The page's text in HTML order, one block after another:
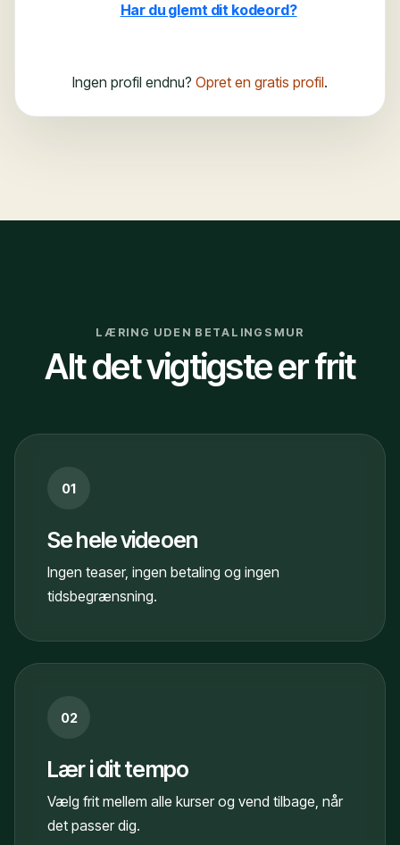
Har du glemt dit kodeord?
Ingen profil endnu? Opret en gratis profil.
LÆRING UDEN BETALINGSMUR
Alt det vigtigste er frit
01
Se hele videoen
Ingen teaser, ingen betaling og ingen
tidsbegrænsning.
02
Lær i dit tempo
Vælg frit mellem alle kurser og vend tilbage, når
det passer dig.